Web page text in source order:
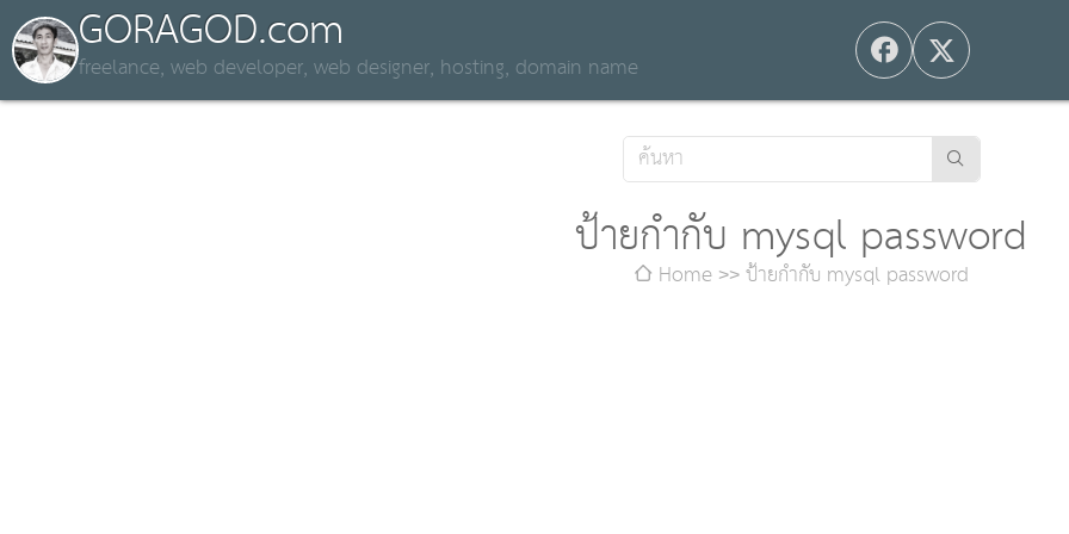
GORAGOD.com
freelance, web developer, web designer, hosting, domain name
ป้ายกำกับ mysql password
Home ป้ายกำกับ mysql password